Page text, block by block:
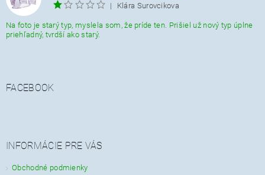
|
Klára Surovcikova
Na foto je starý typ, myslela som, že príde ten. Prišiel už nový typ úplne
priehľadný, tvrdší ako starý.
FACEBOOK
INFORMÁCIE PRE VÁS
Obchodné podmienky